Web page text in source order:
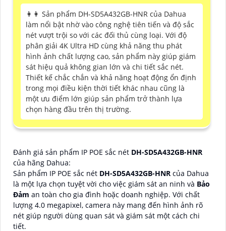
️👩‍👩 Sản phẩm DH-SD5A432GB-HNR của Dahua
làm nổi bật nhờ vào công nghệ tiên tiến và độ sắc
nét vượt trội so với các đối thủ cùng loại. Với độ
phân giải 4K Ultra HD cùng khả năng thu phát
hình ảnh chất lượng cao, sản phẩm này giúp giám
sát hiệu quả không gian lớn và chi tiết sắc nét.
Thiết kế chắc chắn và khả năng hoạt động ổn định
trong mọi điều kiện thời tiết khác nhau cũng là
một ưu điểm lớn giúp sản phẩm trở thành lựa
chọn hàng đầu trên thị trường.
Đánh giá sản phẩm IP POE sắc nét DH-SD5A432GB-HNR
của hãng Dahua:
Sản phẩm IP POE sắc nét DH-SD5A432GB-HNR của Dahua
là một lựa chọn tuyệt vời cho việc giám sát an ninh và Bảo
Đảm an toàn cho gia đình hoặc doanh nghiệp. Với chất
lượng 4.0 megapixel, camera này mang đến hình ảnh rõ
nét giúp người dùng quan sát và giám sát một cách chi
tiết.